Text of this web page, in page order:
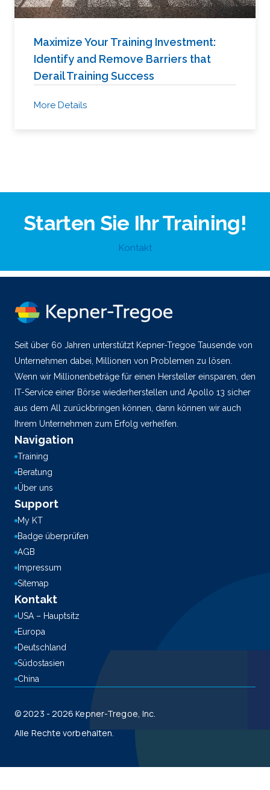
Maximize Your Training Investment:
Identify and Remove Barriers that
Derail Training Success
More Details
Starten Sie Ihr Training!
Kontakt
Seit über 60 Jahren unterstützt Kepner-Tregoe Tausende von
Unternehmen dabei, Millionen von Problemen zu lösen.
Wenn wir Millionenbeträge für einen Hersteller einsparen, den
IT-Service einer Börse wiederherstellen und Apollo 13 sicher
aus dem All zurückbringen können, dann können wir auch
Ihrem Unternehmen zum Erfolg verhelfen.
Navigation
Training
Beratung
Über uns
Support
My KT
Badge überprüfen
AGB
Impressum
Sitemap
Kontakt
USA – Hauptsitz
Europa
Deutschland
Südostasien
China
© 2023 - 2026 Kepner-Tregoe, Inc.
Alle Rechte vorbehalten.